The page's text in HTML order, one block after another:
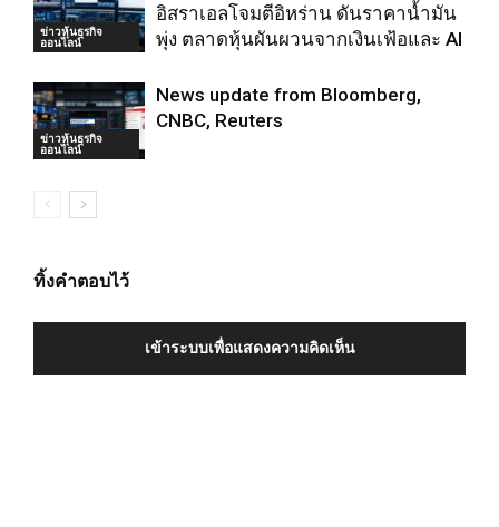
ข่าวหุ้นธุรกิจ
ออนไลน์
อิสราเอลโจมตีอิหร่าน ดันราคาน้ำมัน
พุ่ง ตลาดหุ้นผันผวนจากเงินเฟ้อและ AI
ข่าวหุ้นธุรกิจ
ออนไลน์
News update from Bloomberg,
CNBC, Reuters
ทิ้งคำตอบไว้
เข้าระบบเพื่อแสดงความคิดเห็น